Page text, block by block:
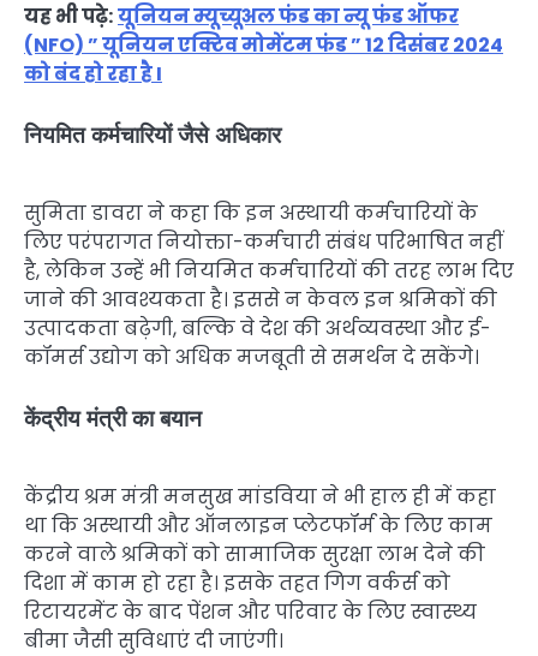
यह भी पढ़े:यूनियन म्यूच्यूअल फंड का न्यू फंड ऑफर
(NFO) ” यूनियन एक्टिव मोमेंटम फंड ” 12 दिसंबर 2024
को बंद हो रहा है I
नियमित कर्मचारियों जैसे अधिकार
सुमिता डावरा ने कहा कि इन अस्थायी कर्मचारियों के
लिए परंपरागत नियोक्ता-कर्मचारी संबंध परिभाषित नहीं
है, लेकिन उन्हें भी नियमित कर्मचारियों की तरह लाभ दिए
जाने की आवश्यकता है। इससे न केवल इन श्रमिकों की
उत्पादकता बढ़ेगी, बल्कि वे देश की अर्थव्यवस्था और ई-
कॉमर्स उद्योग को अधिक मजबूती से समर्थन दे सकेंगे।
केंद्रीय मंत्री का बयान
केंद्रीय श्रम मंत्री मनसुख मांडविया ने भी हाल ही में कहा
था कि अस्थायी और ऑनलाइन प्लेटफॉर्म के लिए काम
करने वाले श्रमिकों को सामाजिक सुरक्षा लाभ देने की
दिशा में काम हो रहा है। इसके तहत गिग वर्कर्स को
रिटायरमेंट के बाद पेंशन और परिवार के लिए स्वास्थ्य
बीमा जैसी सुविधाएं दी जाएंगी।